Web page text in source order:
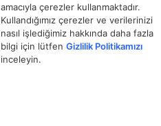
amacıyla çerezler kullanmaktadır.
Kullandığımız çerezler ve verilerinizi
nasıl işlediğimiz hakkında daha fazla
bilgi için lütfen Gizlilik Politikamızı
inceleyin.